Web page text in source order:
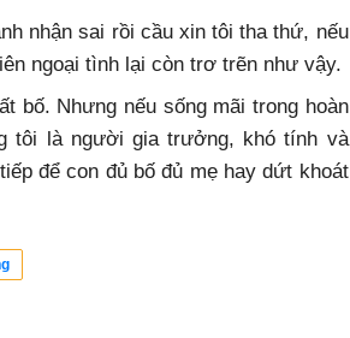
nhận sai rồi cầu xin tôi tha thứ, nếu
ngoại tình lại còn trơ trẽn như vậy.
bố. Nhưng nếu sống mãi trong hoàn
tôi là người gia trưởng, khó tính và
để con đủ bố đủ mẹ hay dứt khoát